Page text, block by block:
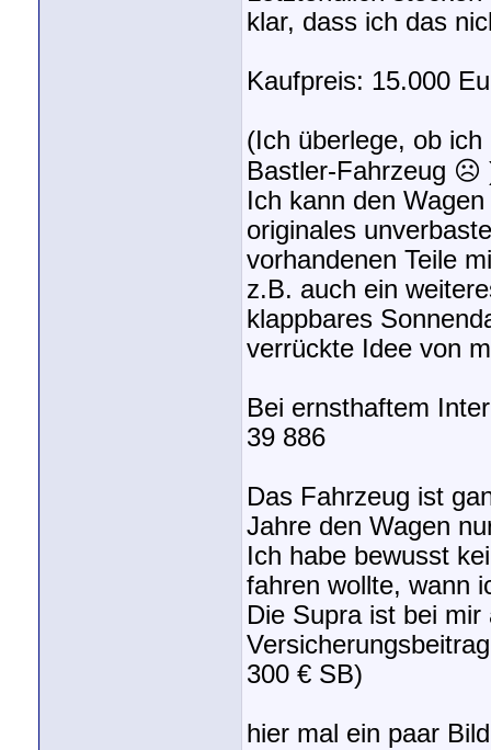
klar, dass ich das
Kaufpreis: 15.000
(Ich überlege, ob
Bastler-Fahrzeug ☹
Ich kann den
originales
vorhandenen Teile
z.B. auch ein
klappbares
verrückte Idee von
Bei ernsthaftem
39 886
Das Fahrzeug ist
Jahre den Wagen
Ich habe bewusst
fahren wollte, wann
Die Supra ist bei
300 € SB)
hier mal ein paar